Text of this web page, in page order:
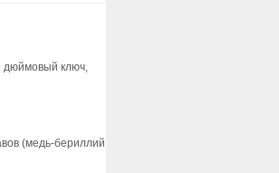
дюймовый ключ,
(медь-бериллий